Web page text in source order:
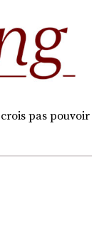
pas pouvoir